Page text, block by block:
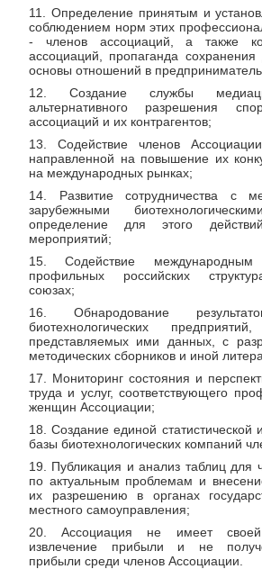
11. Определение принятым и
соблюдением норм этих
- членов ассоциаций, а также
ассоциаций, пропаганда сохранения
основы отношений в
12. Создание службы
альтернативного разрешения
ассоциаций и их контрагентов;
13. Содействие членов
направленной на повышение их
на международных рынках;
14. Развитие сотрудничества с
зарубежными
определение для этого
мероприятий;
15. Содействие
профильных российских
союзах;
16. Обнародование
биотехнологических
представляемых ими данных, с
методических сборников и иной
17. Мониторинг состояния и
труда и услуг, соответствующего
женщин Ассоциации;
18. Создание единой
базы биотехнологических компаний
19. Публикация и анализ таблиц для
по актуальным проблемам и
их разрешению в органах
местного самоуправления;
20. Ассоциация не имеет
извлечение прибыли и не
прибыли среди членов Ассоциации.